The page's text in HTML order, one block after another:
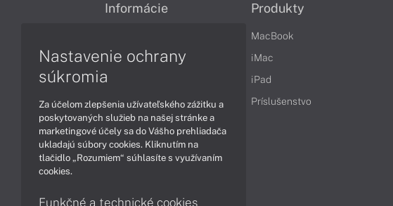
Informácie
Reklamačné podmienky
Ochrana osobných údajov
Vrátenie tovaru
Vyhlásenie o prístupnosti
Cookies
Produkty
MacBook
iMac
iPad
Príslušenstvo
Nastavenie ochrany
súkromia
Za účelom zlepšenia užívateľského zážitku a
poskytovaných služieb na našej stránke a
marketingové účely sa do Vášho prehliadača
ukladajú súbory cookies. Kliknutím na
tlačidlo „Rozumiem“ súhlasíte s využívaním
cookies.
Funkčné a technické cookies